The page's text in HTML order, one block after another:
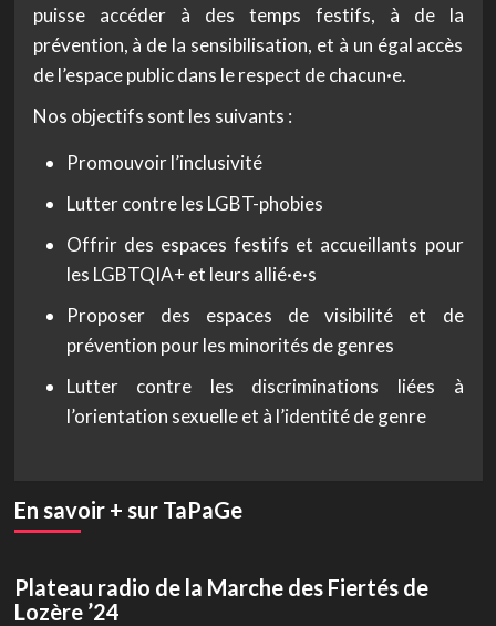
puisse accéder à des temps festifs, à de la
prévention, à de la sensibilisation, et à un égal accès
de l’espace public dans le respect de chacun·e.
Nos objectifs sont les suivants :
Promouvoir l’inclusivité
Lutter contre les LGBT-phobies
Offrir des espaces festifs et accueillants pour
les LGBTQIA+ et leurs allié·e·s
Proposer des espaces de visibilité et de
prévention pour les minorités de genres
Lutter contre les discriminations liées à
l’orientation sexuelle et à l’identité de genre
En savoir + sur TaPaGe
Plateau radio de la Marche des Fiertés de
Lozère ’24